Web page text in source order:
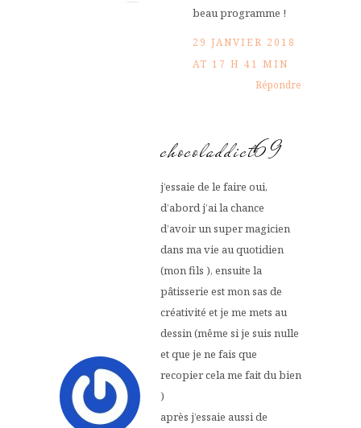
beau programme !
29 JANVIER 2018
AT 17 H 41 MIN
Répondre
chocoladdict69
j’essaie de le faire oui,
d’abord j’ai la chance
d’avoir un super magicien
dans ma vie au quotidien
(mon fils ), ensuite la
pâtisserie est mon sas de
créativité et je me mets au
dessin (même si je suis nulle
et que je ne fais que
recopier cela me fait du bien
)
après j’essaie aussi de